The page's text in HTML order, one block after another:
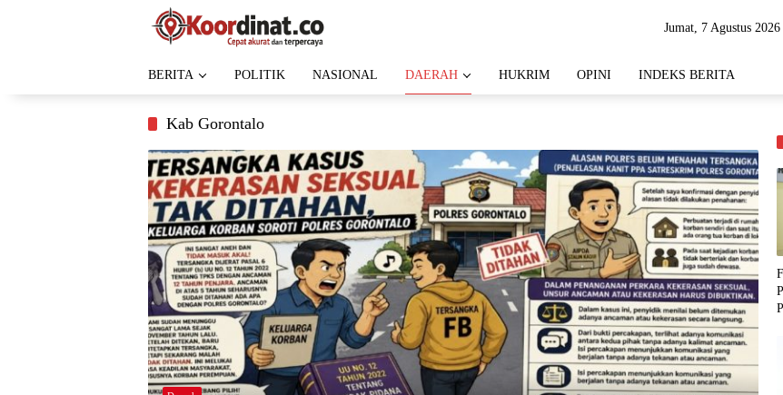
Jumat, 7 Agustus 2026
BERITA POLITIK NASIONAL DAERAH HUKRIM OPINI INDEKS BERITA
Kab Gorontalo